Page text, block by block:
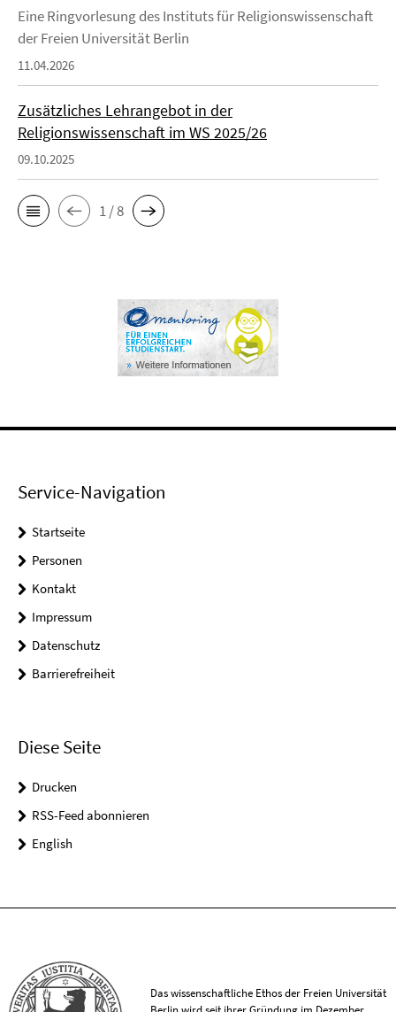
Eine Ringvorlesung des Instituts für Religionswissenschaft
der Freien Universität Berlin
11.04.2026
Zusätzliches Lehrangebot in der
Religionswissenschaft im WS 2025/26
09.10.2025
1 / 8
Service-Navigation
Startseite
Personen
Kontakt
Impressum
Datenschutz
Barrierefreiheit
Diese Seite
Drucken
RSS-Feed abonnieren
English
Das wissenschaftliche Ethos der Freien Universität